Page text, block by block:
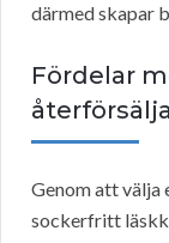
därmed skapar
Fördelar
Genom att
sockerfritt